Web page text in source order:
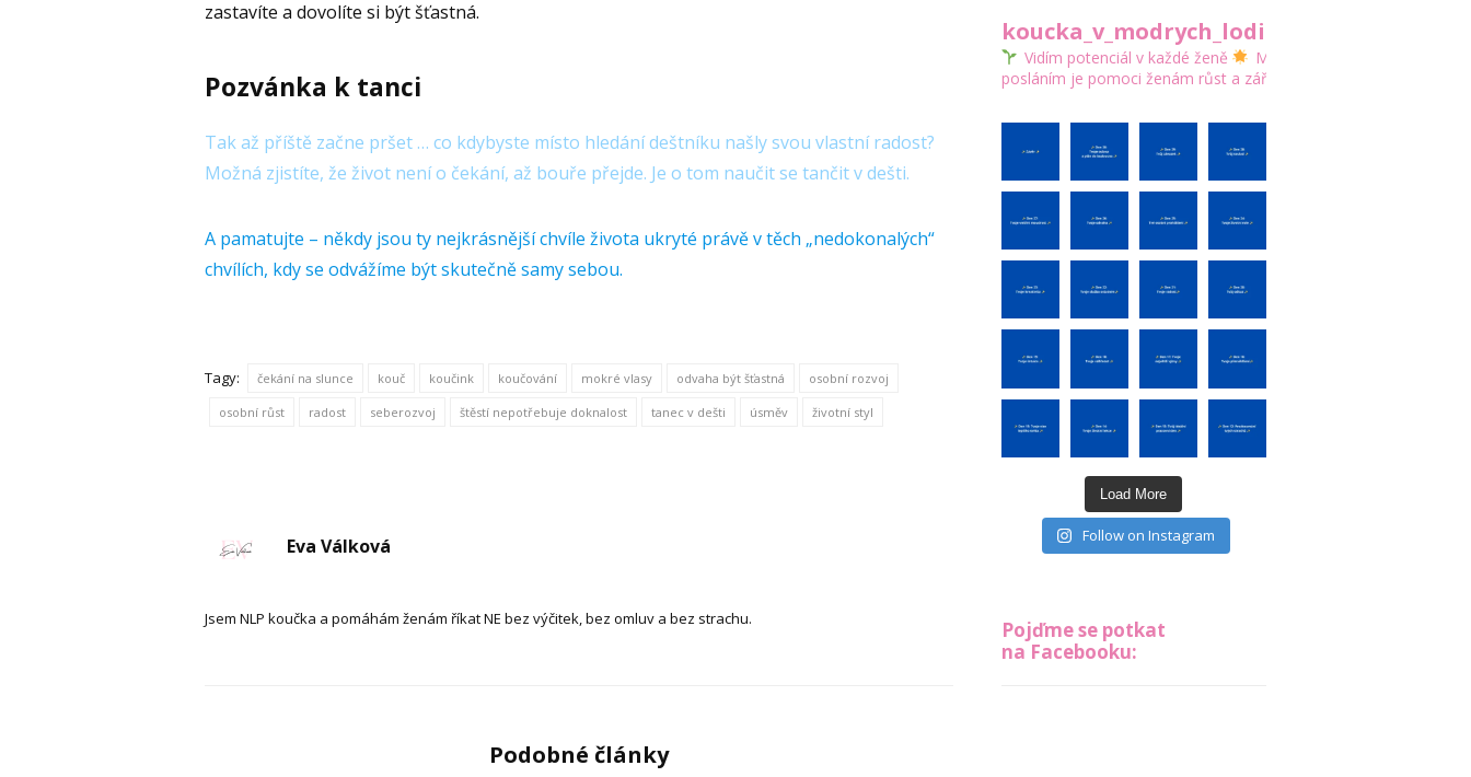
zastavíte a dovolíte si být šťastná.
Pozvánka k tanci
Tak až příště začne pršet … co kdybyste místo hledání deštníku našly svou vlastní radost?
Možná zjistíte, že život není o čekání, až bouře přejde. Je o tom naučit se tančit v dešti.
A pamatujte – někdy jsou ty nejkrásnější chvíle života ukryté právě v těch „nedokonalých“
chvílích, kdy se odvážíme být skutečně samy sebou.
Tagy: čekání na slunce kouč koučink koučování mokré vlasy odvaha být šťastná osobní rozvoj
osobní růst radost seberozvoj štěstí nepotřebuje doknalost tanec v dešti úsměv životní styl
Eva Válková
Jsem NLP koučka a pomáhám ženám říkat NE bez výčitek, bez omluv a bez strachu.
Podobné články
koucka_v_modrych_lodickach
Vidím potenciál v každé ženě
Mým
posláním je pomoci ženám růst a zářit
Load More
Follow on Instagram
Pojďme se potkat
na Facebooku: